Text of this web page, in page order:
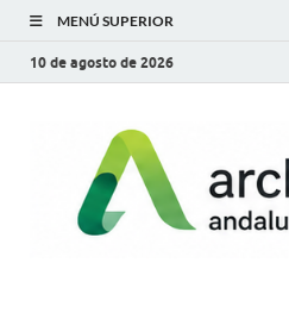
MENÚ SUPERIOR
10 de agosto de 2026